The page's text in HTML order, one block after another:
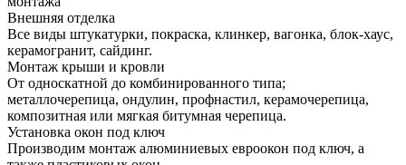
Внешняя отделка
Все виды штукатурки, покраска, клинкер, вагонка, блок-хаус,
керамогранит, сайдинг.
Монтаж крыши и кровли
От односкатной до комбинированного типа;
металлочерепица, ондулин, профнастил, керамочерепица,
композитная или мягкая битумная черепица.
Установка окон под ключ
Производим монтаж алюминиевых евроокон под ключ, а